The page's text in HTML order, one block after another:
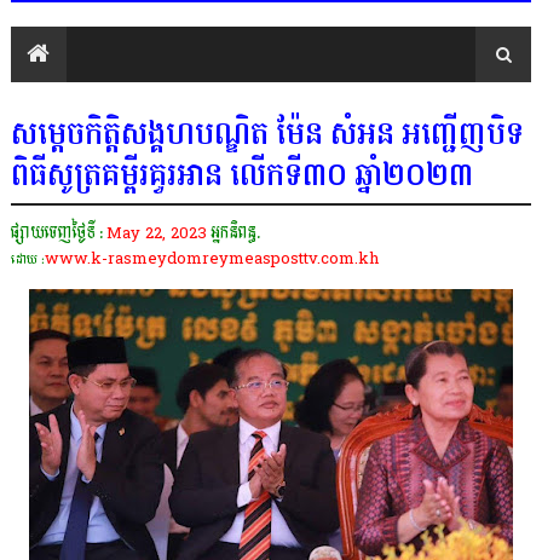
សម្តេចកិត្តិសង្គហបណ្ឌិត ម៉ែន សំអន អញ្ជើញបិទ
ពិធីសូត្រគម្ពីរគួរអាន លើកទី៣០ ឆ្នាំ២០២៣
ផ្សាយចេញថ្ងៃទី :May 22, 2023 អ្នកនិពន្ធ.
ដោយ :www.k-rasmeydomreymeasposttv.com.kh